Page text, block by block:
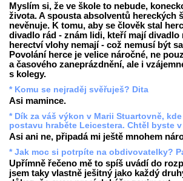
Myslím si, že ve škole to nebude,
života. A spousta absolventů hereckých
nevěnuje. K tomu, aby se člověk stal
divadlo rád - znám lidi, kteří mají divadlo
herectví vlohy nemají - což nemusí být
Povolání herce je velice náročné, ne
a časového zaneprázdnění, ale i
s kolegy.
* Komu se nejraděj svěřuješ? Dita
Asi mamince.
* Dík za váš výkon v Marii Stuartovně,
postavu hraběte Leicestera. Chtěl byste
Asi ani ne, připadá mi ještě mnohem
* Jak moc si potrpíte na obdivovatelky?
Upřímně řečeno mě to spíš uvádí do
jsem taky vlastně ješitný jako každý